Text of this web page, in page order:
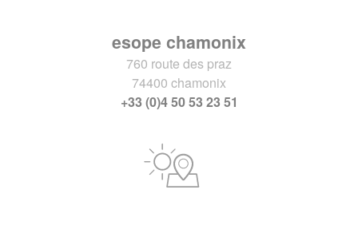
esope chamonix
760 route des praz
74400 chamonix
+33 (0)4 50 53 23 51